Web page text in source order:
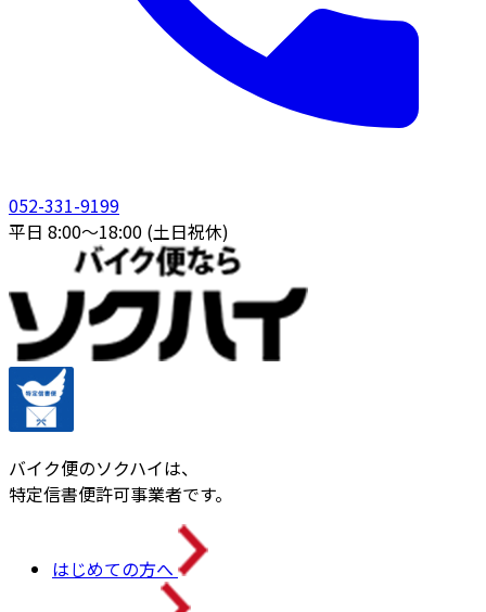
052-331-9199
平日 8:00〜18:00 (土日祝休)
バイク便のソクハイは、
特定信書便許可事業者です。
はじめての方へ